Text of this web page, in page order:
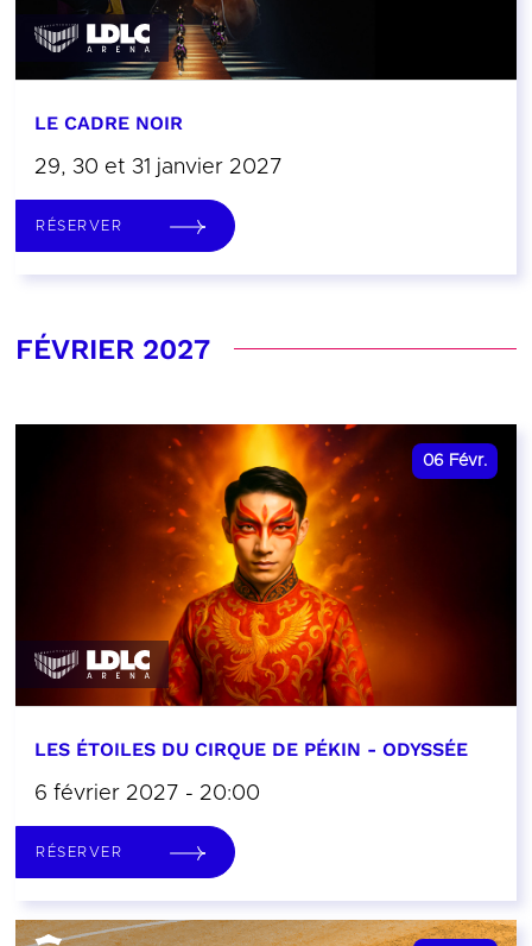
LE CADRE NOIR
29, 30 et 31 janvier 2027
RÉSERVER
FÉVRIER 2027
06 Févr.
LES ÉTOILES DU CIRQUE DE PÉKIN - ODYSSÉE
6 février 2027 - 20:00
RÉSERVER